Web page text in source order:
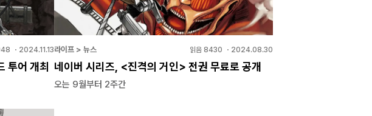
・ 2024.11.13
투어 개최
라이프 > 뉴스 읽음 8430 ・ 2024.08.30
네이버 시리즈, <진격의 거인> 전권 무료로 공개
오는 9월부터 2주간